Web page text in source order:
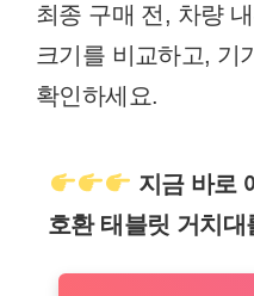
최종 구매 전, 차량
크기를 비교하고, 기
확인하세요.
지금 바로
호환 태블릿 거치